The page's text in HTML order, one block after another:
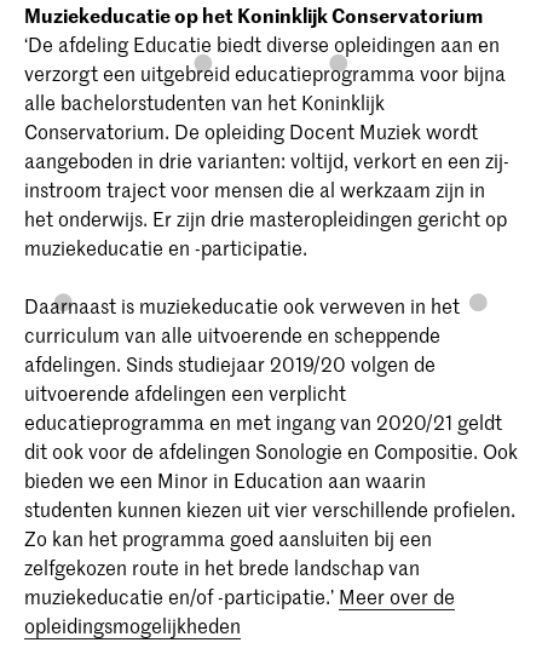
Muziekeducatie op het Koninklijk Conservatorium
‘De afdeling Educatie biedt diverse opleidingen aan en
verzorgt een uitgebreid educatieprogramma voor bijna
alle bachelorstudenten van het Koninklijk
Conservatorium. De opleiding Docent Muziek wordt
aangeboden in drie varianten: voltijd, verkort en een zij-
instroom traject voor mensen die al werkzaam zijn in
het onderwijs. Er zijn drie masteropleidingen gericht op
muziekeducatie en -participatie.
Daarnaast is muziekeducatie ook verweven in het
curriculum van alle uitvoerende en scheppende
afdelingen. Sinds studiejaar 2019/20 volgen de
uitvoerende afdelingen een verplicht
educatieprogramma en met ingang van 2020/21 geldt
dit ook voor de afdelingen Sonologie en Compositie. Ook
bieden we een Minor in Education aan waarin
studenten kunnen kiezen uit vier verschillende profielen.
Zo kan het programma goed aansluiten bij een
zelfgekozen route in het brede landschap van
muziekeducatie en/of -participatie.’ Meer over de
opleidingsmogelijkheden